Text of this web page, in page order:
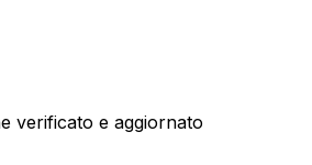
verificato e aggiornato